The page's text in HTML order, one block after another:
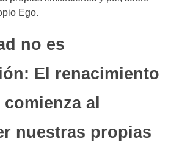
Ego.
no es
El renacimiento
al
nuestras propias